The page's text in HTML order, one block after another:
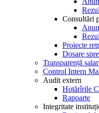
Consultări
Proiecte
Dosare
Transparență
Control Intern
Audit extern
Hotărîrile
Rapoarte
Integritate